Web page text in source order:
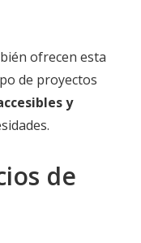
ofrecen esta
de proyectos
y
de